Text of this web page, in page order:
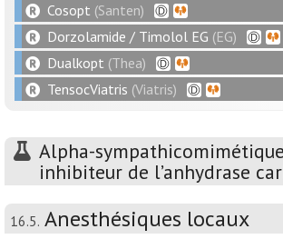
Cosopt (Santen)
Dorzolamide / Timolol EG (EG)
Dualkopt (Thea)
TensocViatris (Viatris)
Alpha-
inhibiteur de l’anhydrase
16.5. Anesthésiques locaux